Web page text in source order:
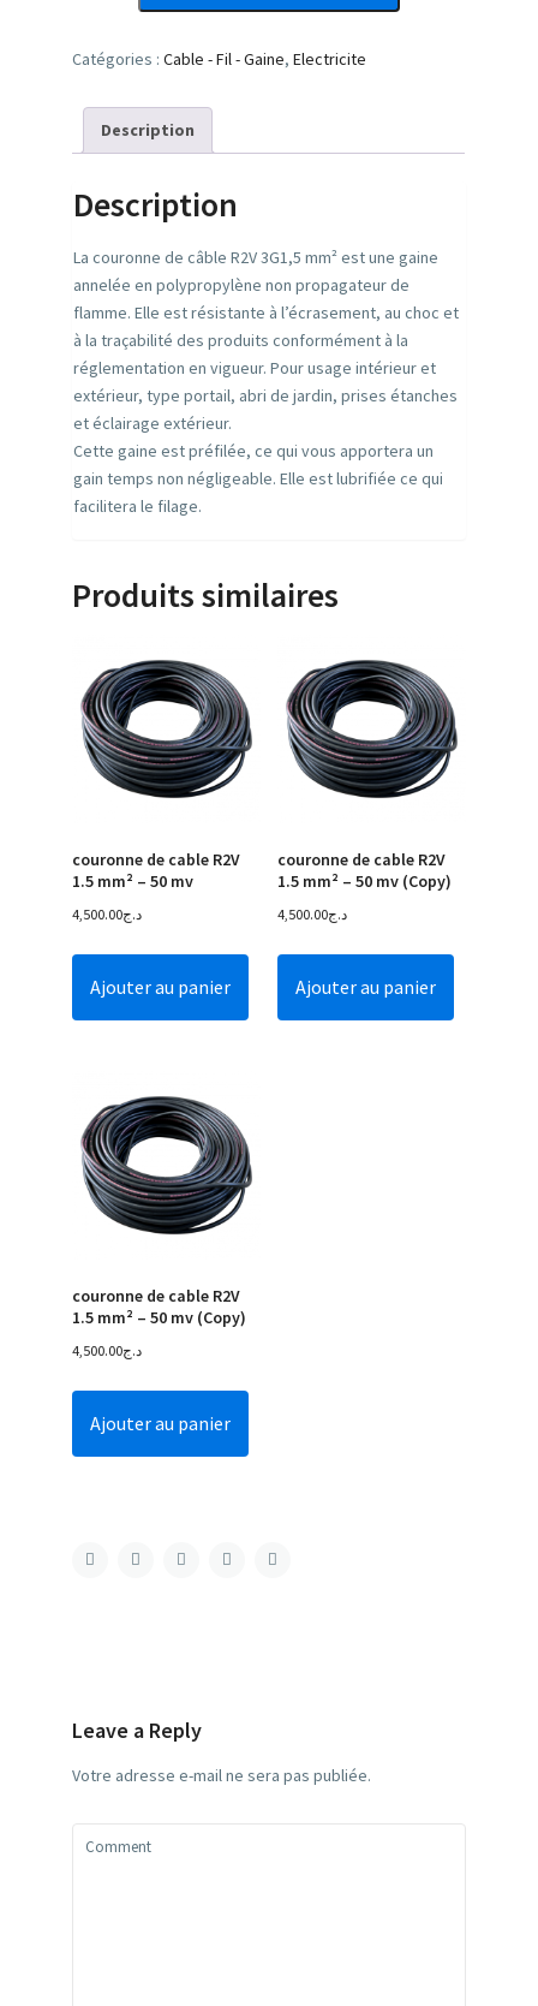
R2V
mm²
-
mv
Catégories :Cable - Fil - Gaine,Electricite
Description
Description
Lacouronne de câble R2V 3G1,5 mm²est une gaine
annelée en polypropylène non propagateur de
flamme. Elle est résistante à l’écrasement, au choc et
à la traçabilité des produits conformément à la
réglementation en vigueur. Pour usage intérieur et
extérieur, type portail, abri de jardin, prises étanches
et éclairage extérieur.
Cette gaine est préfilée, ce qui vous apportera un
gain temps non négligeable. Elle est lubrifiée ce qui
facilitera le filage.
Produits similaires
couronne de cable R2V
1.5 mm² – 50 mv
د.ج4,500.00
Ajouter au panier
couronne de cable R2V
1.5 mm² – 50 mv (Copy)
د.ج4,500.00
Ajouter au panier
couronne de cable R2V
1.5 mm² – 50 mv (Copy)
د.ج4,500.00
Ajouter au panier
Leave a Reply
Votre adresse e-mail ne sera pas publiée.